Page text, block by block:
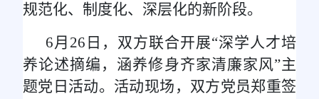
规范化、制度化、深层化的新阶段。
6月26日，双方联合开展“深学人才培
养论述摘编，涵养修身齐家清廉家风”主
题党日活动。活动现场，双方党员郑重签